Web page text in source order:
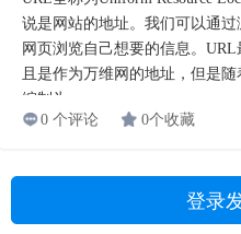
说是网站的地址。我们可以通
网页浏览自己想要的信息。
且是作为万维网的地址，但是
编制为...
0 个评论
0个收藏
登录